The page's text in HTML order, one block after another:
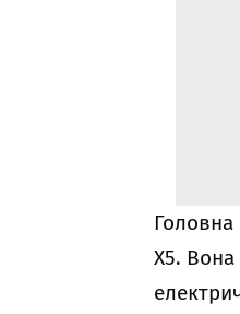
Головна
X5. Вона